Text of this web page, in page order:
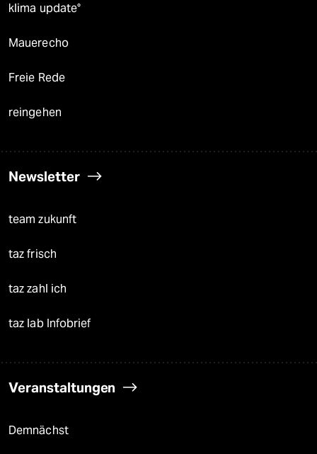
klima update°
Mauerecho
Freie Rede
reingehen
Newsletter
team zukunft
taz frisch
taz zahl ich
taz lab Infobrief
Veranstaltungen
Demnächst